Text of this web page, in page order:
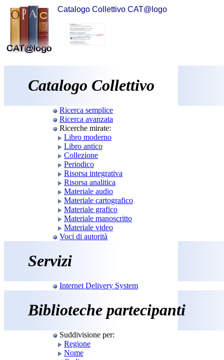
Catalogo Collettivo CAT@logo
Catalogo Collettivo
Ricerca semplice
Ricerca avanzata
Ricerche mirate:
Libro moderno
Libro antico
Collezione
Periodico
Risorsa integrativa
Risorsa analitica
Materiale audio
Materiale cartografico
Materiale grafico
Materiale manoscritto
Materiale video
Voci di autorità
Servizi
Internet Delivery System
Biblioteche partecipanti
Suddivisione per:
Regione
Nome